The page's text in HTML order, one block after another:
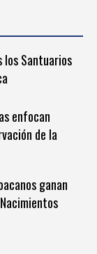
los Santuarios
enfocan
de la
ganan